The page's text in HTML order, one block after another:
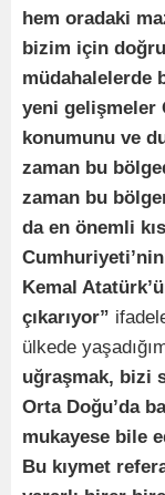
hem oradaki
bizim için
müdahalelerde
yeni gelişmeler
konumunu ve
zaman bu
zaman bu
da en önemli
Kemal
çıkarıyor”
ülkede
uğraşmak, bizi
Orta Doğu’da
mukayese bile
Bu kıymet